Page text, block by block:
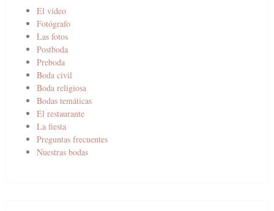
El vídeo
Fotógrafo
Las fotos
Postboda
Preboda
Boda civil
Boda religiosa
Bodas temáticas
El restaurante
La fiesta
Preguntas frecuentes
Nuestras bodas